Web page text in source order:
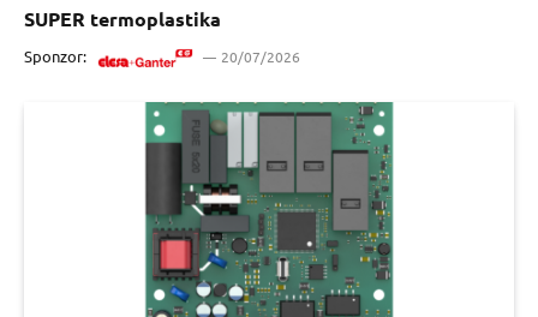
SUPER termoplastika
Sponzor: 20/07/2026